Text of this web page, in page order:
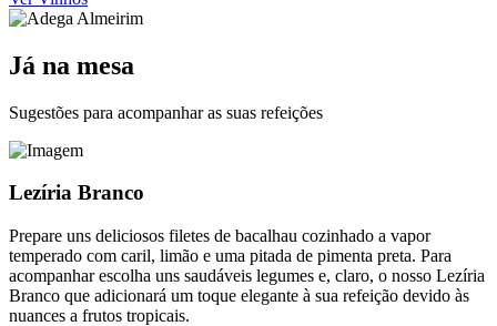
Já na mesa
Sugestões para acompanhar as suas refeições
Lezíria Branco
Prepare uns deliciosos filetes de bacalhau cozinhado a vapor
temperado com caril, limão e uma pitada de pimenta preta. Para
acompanhar escolha uns saudáveis legumes e, claro, o nosso Lezíria
Branco que adicionará um toque elegante à sua refeição devido às
nuances a frutos tropicais.